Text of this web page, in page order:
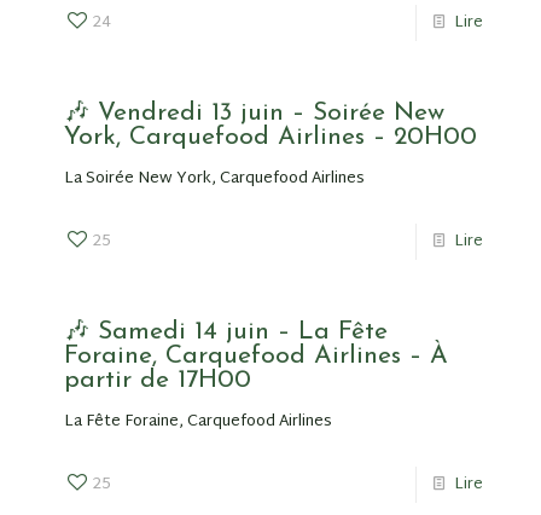
24 Lire
🎶 Vendredi 13 juin – Soirée New
York, Carquefood Airlines – 20H00
La Soirée New York, Carquefood Airlines
25 Lire
🎶 Samedi 14 juin – La Fête
Foraine, Carquefood Airlines – À
partir de 17H00
La Fête Foraine, Carquefood Airlines
25 Lire